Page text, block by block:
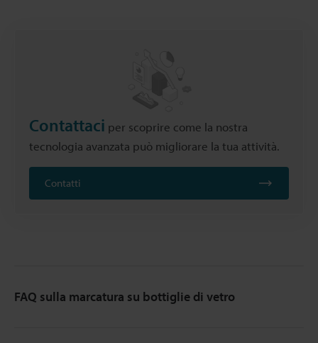
Contattaci per scoprire come la nostra
tecnologia avanzata può migliorare la tua attività.
Contatti
FAQ sulla marcatura su bottiglie di vetro